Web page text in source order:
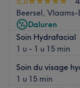
Beersel,
Daluren
Soin Hydrafacial
1 u - 1 u 15 min
Soin du visage
1 u 15 min